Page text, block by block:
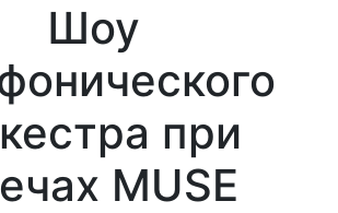
Шоу
при
MUSE